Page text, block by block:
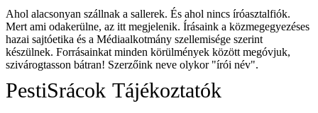
Ahol alacsonyan szállnak a sallerek. És ahol nincs íróasztalfiók.
Mert ami odakerülne, az itt megjelenik. Írásaink a közmegegyezéses
hazai sajtóetika és a Médiaalkotmány szellemisége szerint
készülnek. Forrásainkat minden körülmények között megóvjuk,
szivárogtasson bátran! Szerzőink neve olykor "írói név".
PestiSrácok Tájékoztatók